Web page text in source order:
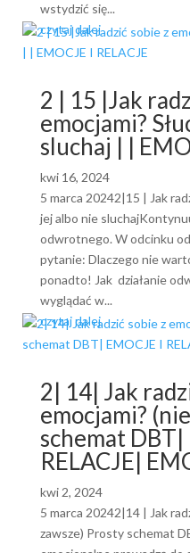
wstydzić się...
czytaj dalej
2 | 15 |Jak
emocjami?
sluchaj | |
kwi 16, 2024
5 marca 20242|15 | Jak
jej albo nie
odwrotnego. W odcinku
pytanie: Dlaczego nie
ponadto! Jak działanie
wyglądać w...
czytaj dalej
2| 14| Jak
emocjami?
schemat DBT|
RELACJE|
kwi 2, 2024
5 marca 20242|14 | Jak
zawsze) Prosty schemat